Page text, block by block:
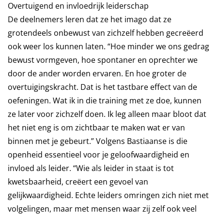
Overtuigend en invloedrijk leiderschap
De deelnemers leren dat ze het imago dat ze
grotendeels onbewust van zichzelf hebben gecreëerd
ook weer los kunnen laten. “Hoe minder we ons gedrag
bewust vormgeven, hoe spontaner en oprechter we
door de ander worden ervaren. En hoe groter de
overtuigingskracht. Dat is het tastbare effect van de
oefeningen. Wat ik in die training met ze doe, kunnen
ze later voor zichzelf doen. Ik leg alleen maar bloot dat
het niet eng is om zichtbaar te maken wat er van
binnen met je gebeurt.” Volgens Bastiaanse is die
openheid essentieel voor je geloofwaardigheid en
invloed als leider. “Wie als leider in staat is tot
kwetsbaarheid, creëert een gevoel van
gelijkwaardigheid. Echte leiders omringen zich niet met
volgelingen, maar met mensen waar zij zelf ook veel